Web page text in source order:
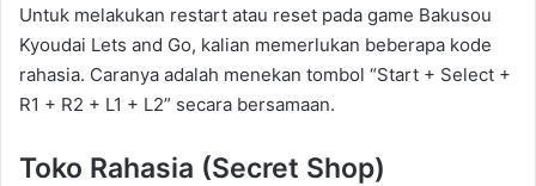
Untuk melakukan restart atau reset pada game Bakusou
Kyoudai Lets and Go, kalian memerlukan beberapa kode
rahasia. Caranya adalah menekan tombol “Start + Select +
R1 + R2 + L1 + L2” secara bersamaan.
Toko Rahasia (Secret Shop)